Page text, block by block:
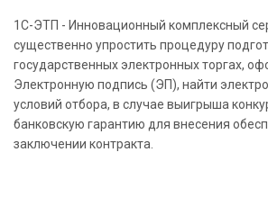
1С-ЭТП - Инновационный комплексный
существенно упростить процедуру
государственных электронных торгах,
Электронную подпись (ЭП), найти
условий отбора, в случае выигрыша
банковскую гарантию для внесения
заключении контракта.